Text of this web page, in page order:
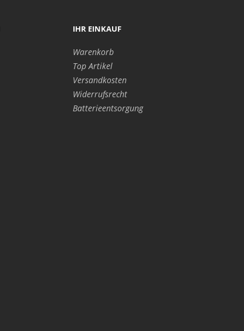
IHR EINKAUF
Warenkorb
Top Artikel
Versandkosten
Widerrufsrecht
Batterieentsorgung